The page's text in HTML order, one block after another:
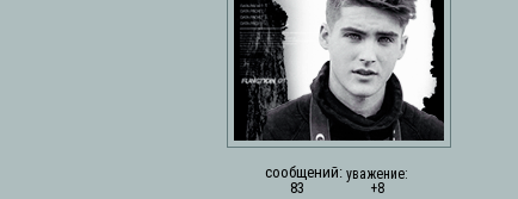
сообщений:
83
уважение:
+8